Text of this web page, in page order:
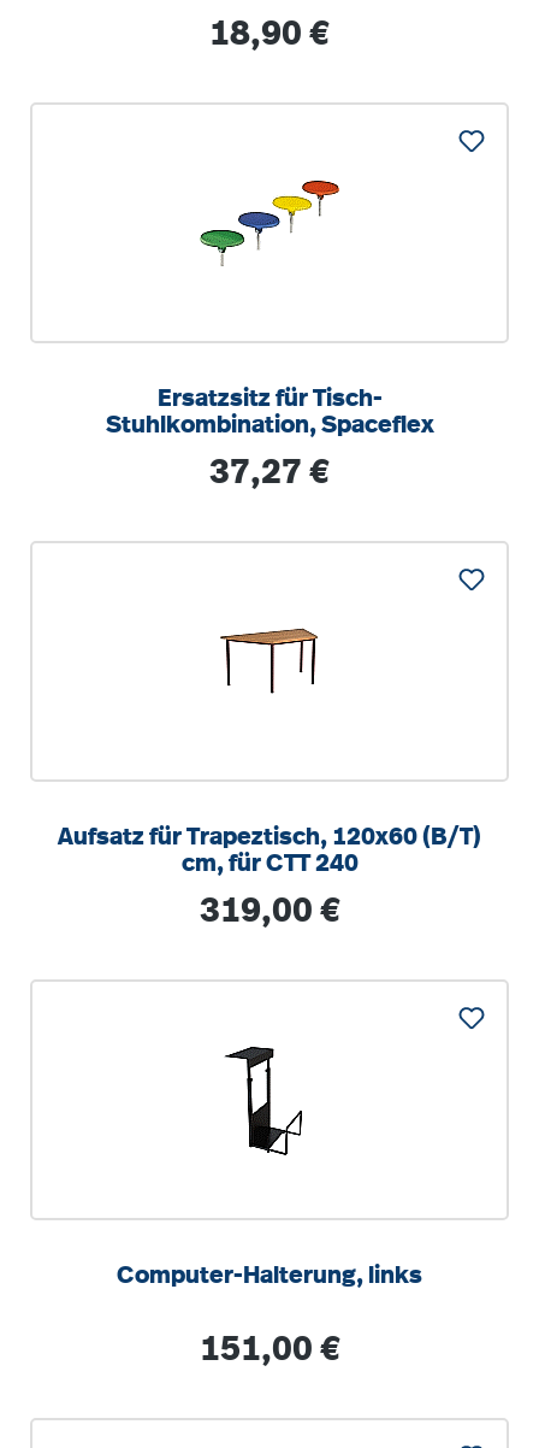
Regulärer Preis:
18,90 €
Ersatzsitz für Tisch-
Stuhlkombination, Spaceflex
Regulärer Preis:
37,27 €
Aufsatz für Trapeztisch, 120x60 (B/T)
cm, für CTT 240
Regulärer Preis:
319,00 €
Computer-Halterung, links
Regulärer Preis:
151,00 €